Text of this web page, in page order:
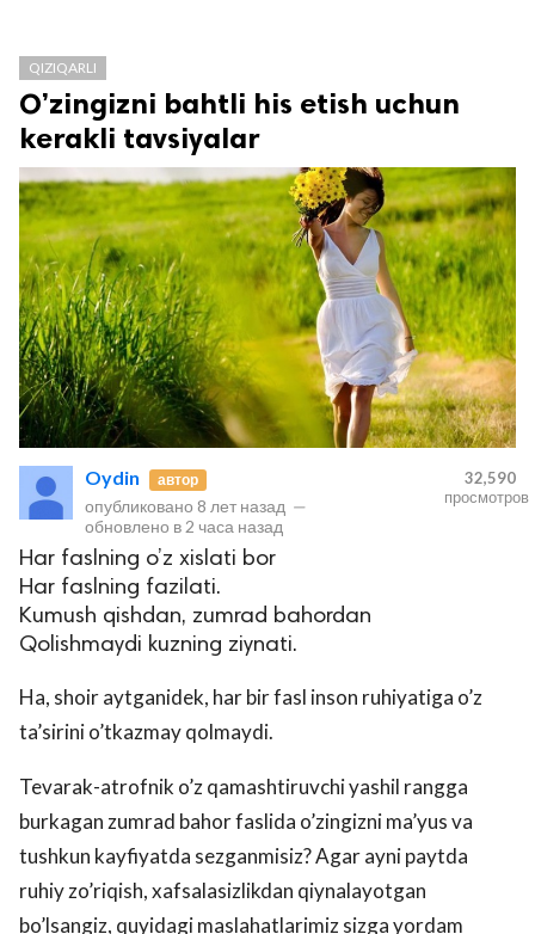
QIZIQARLI
O’zingizni bahtli his etish uchun
kerakli tavsiyalar
Oydin автор
опубликовано 8 лет назад —
обновлено в 2 часа назад
32,590
просмотров
Har faslning o’z xislati bor
Har faslning fazilati.
Kumush qishdan, zumrad bahordan
Qolishmaydi kuzning ziynati.
Ha, shoir aytganidek, har bir fasl inson ruhiyatiga o’z
ta’sirini o’tkazmay qolmaydi.
Tevarak-atrofnik o’z qamashtiruvchi yashil rangga
burkagan zumrad bahor faslida o’zingizni ma’yus va
tushkun kayfiyatda sezganmisiz? Agar ayni paytda
ruhiy zo’riqish, xafsalasizlikdan qiynalayotgan
bo’lsangiz, quyidagi maslahatlarimiz sizga yordam